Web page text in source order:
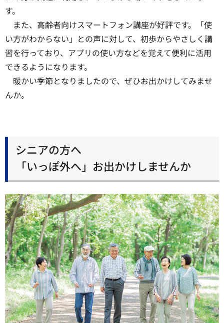
す。
また、高齢者向けスマートフォン講座が好評です。「使
い方がわからない」との声に対して、初歩からやさしく講
習を行っており、アプリの使い方などを覚えて便利に活用
できるようになります。
暖かい季節となりましたので、ぜひお出かけしてみませ
んか。
シニアの方へ
「いっぽ外へ」お出かけしませんか